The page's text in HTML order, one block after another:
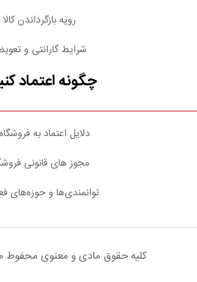
رویه بازگرداندن کالا
شرایط گارانتی و
چگونه اعتماد
دلایل اعتماد به
مجوز های قانونی
توانمندی‌ها و حوزه‌های
کلیه حقوق مادی و معنوی محفوط می